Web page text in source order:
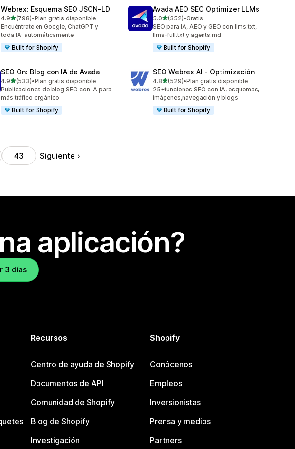
Webrex: Esquema SEO JSON‑LD
4.9de 5 estrellas
(798)
798 reseñas en total
•Plan gratis disponible
Encuéntrate en Google, ChatGPT y
toda IA: automáticamente
Built for Shopify
Avada AEO SEO Optimizer LLMs
5.0de 5 estrellas
(352)
352 reseñas en total
•Gratis
SEO para IA, AEO y GEO con llms.txt,
llms-full.txt y agents.md
Built for Shopify
SEO On: Blog con IA de Avada
4.9de 5 estrellas
(533)
533 reseñas en total
•Plan gratis disponible
Publicaciones de blog SEO con IA para
más tráfico orgánico
Built for Shopify
SEO Webrex AI ‑ Optimización
4.8de 5 estrellas
(529)
529 reseñas en total
•Plan gratis disponible
25+funciones SEO con IA, esquemas,
imágenes,navegación y blogs
Built for Shopify
43 Siguiente
aplicación?
3 días
Recursos
Centro de ayuda de Shopify
Documentos de API
Comunidad de Shopify
Blog de Shopify
Investigación
Shopify
Conócenos
Empleos
Inversionistas
Prensa y medios
Partners